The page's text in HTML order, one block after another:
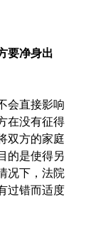
要净身出
会直接影响
在没有征得
双方的家庭
的是使得另
况下，法院
过错而适度